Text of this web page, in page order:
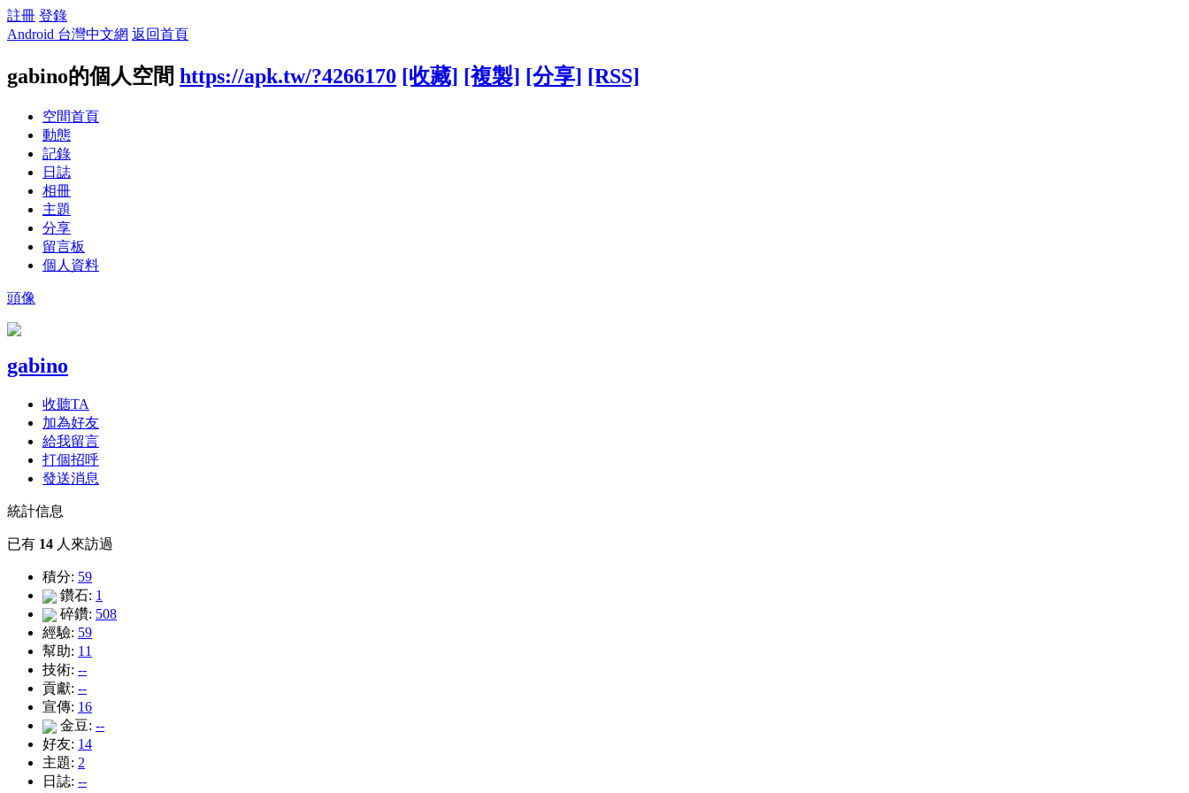
註冊 登錄
Android 台灣中文網 返回首頁
gabino的個人空間 https://apk.tw/?4266170 [收藏] [複製] [分享] [RSS]
空間首頁
動態
記錄
日誌
相冊
主題
分享
留言板
個人資料
頭像
gabino
收聽TA
加為好友
給我留言
打個招呼
發送消息
統計信息
已有 14 人來訪過
積分: 59
鑽石: 1
碎鑽: 508
經驗: 59
幫助: 11
技術: --
貢獻: --
宣傳: 16
金豆: --
好友: 14
主題: 2
日誌: --